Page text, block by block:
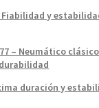
y
– Neumático
duración y